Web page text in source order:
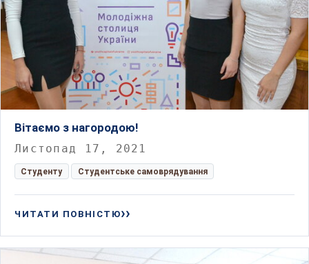
Вітаємо з нагородою!
Листопад 17, 2021
Студенту Студентське самоврядування
ЧИТАТИ ПОВНІСТЮ